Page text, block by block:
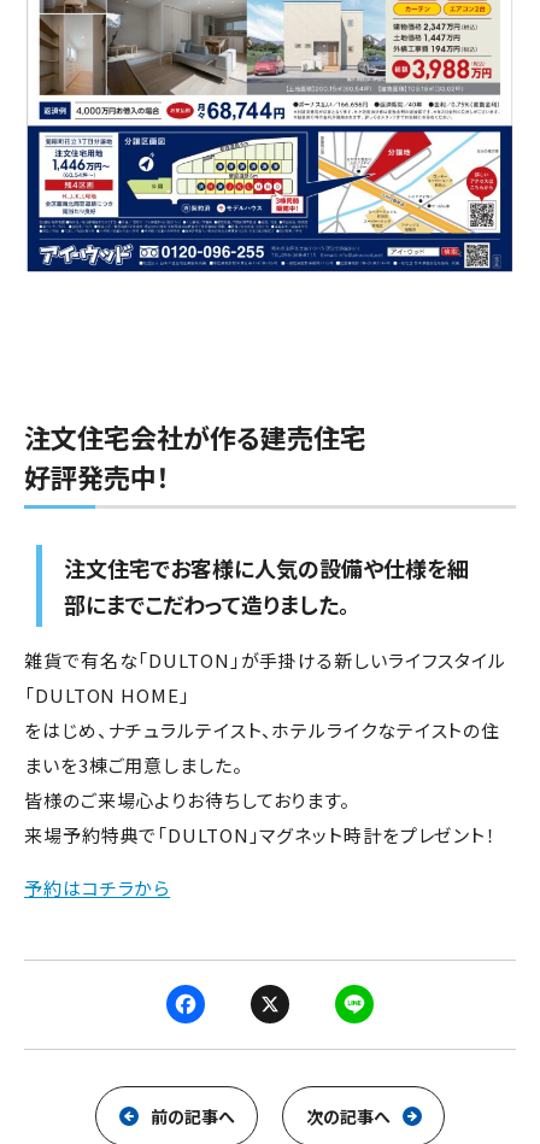
注文住宅会社が作る建売住宅
好評発売中！
注文住宅でお客様に人気の設備や仕様を細
部にまでこだわって造りました。
雑貨で有名な「DULTON」が手掛ける新しいライフスタイル
「DULTON HOME」
をはじめ、ナチュラルテイスト、ホテルライクなテイストの住
まいを3棟ご用意しました。
皆様のご来場心よりお待ちしております。
来場予約特典で「DULTON」マグネット時計をプレゼント！
予約はコチラから
F
a
c
e
X
i
n
e
前の記事へ 次の記事へ